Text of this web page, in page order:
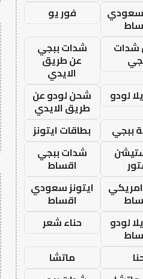
سعودي
فور يو
شدات ببجي
عن طريق
الايدي
لودو
شحن لودو عن
طريق الايدي
ببجي
بطاقات ايتونز
شدات ببجي
اقساط
امريكي
ايتونز سعودي
اقساط
لودو
حناء شعر
ماتشا